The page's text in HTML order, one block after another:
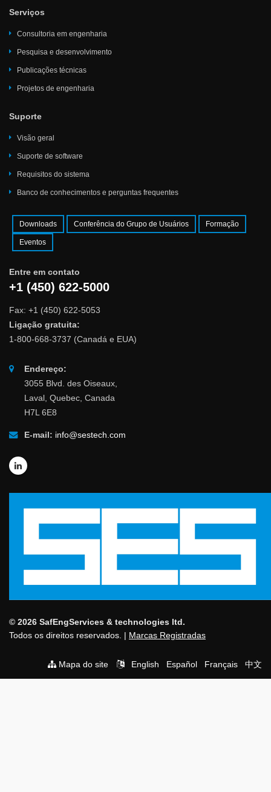
Serviços
Consultoria em engenharia
Pesquisa e desenvolvimento
Publicações técnicas
Projetos de engenharia
Suporte
Visão geral
Suporte de software
Requisitos do sistema
Banco de conhecimentos e perguntas frequentes
Downloads Conferência do Grupo de Usuários Formação
Eventos
Entre em contato
+1 (450) 622-5000
Fax: +1 (450) 622-5053
Ligação gratuita:
1-800-668-3737 (Canadá e EUA)
Endereço:
3055 Blvd. des Oiseaux,
Laval, Quebec, Canada
H7L 6E8
E-mail: info@sestech.com
© 2026 SafEngServices & technologies ltd.
Todos os direitos reservados. | Marcas Registradas
Mapa do site English Español Français 中文